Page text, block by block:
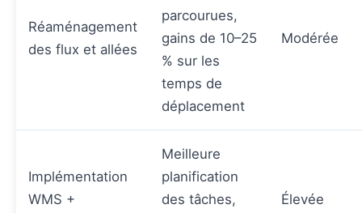
Réaménagement
des flux et allées
parcourues,
gains de 10–25
% sur les
temps de
déplacement
Modérée
Implémentation
WMS +
Meilleure
planification
des tâches,
Élevée